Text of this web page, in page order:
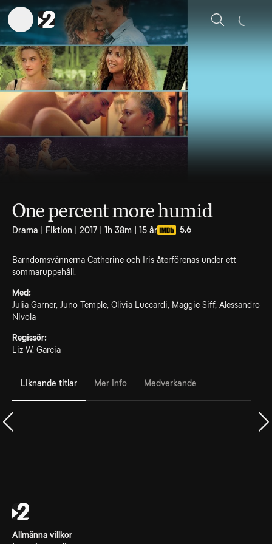
Sök
One percent more humid
Drama | Fiktion | 2017 | 1h 38m | 15 år 5.6
Barndomsvännerna Catherine och Iris återförenas under ett
sommaruppehåll.
Med:
Julia Garner, Juno Temple, Olivia Luccardi, Maggie Siff, Alessandro
Nivola
Regissör:
Liz W. Garcia
Liknande titlar Mer info Medverkande
Allmänna villkor